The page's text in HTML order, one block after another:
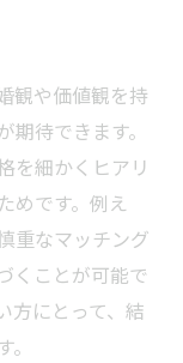
観や価値観を持
待できます。
を細かくヒアリ
めです。例え
重なマッチング
くことが可能で
方にとって、結